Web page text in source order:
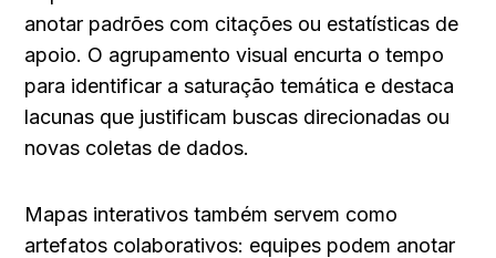
anotar padrões com citações ou estatísticas de
apoio. O agrupamento visual encurta o tempo
para identificar a saturação temática e destaca
lacunas que justificam buscas direcionadas ou
novas coletas de dados.
Mapas interativos também servem como
artefatos colaborativos: equipes podem anotar